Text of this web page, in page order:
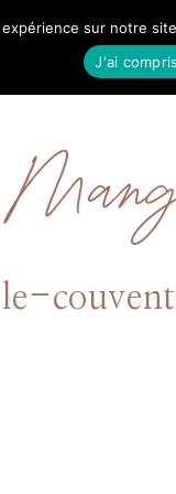
MODE
sur notre
J'ai